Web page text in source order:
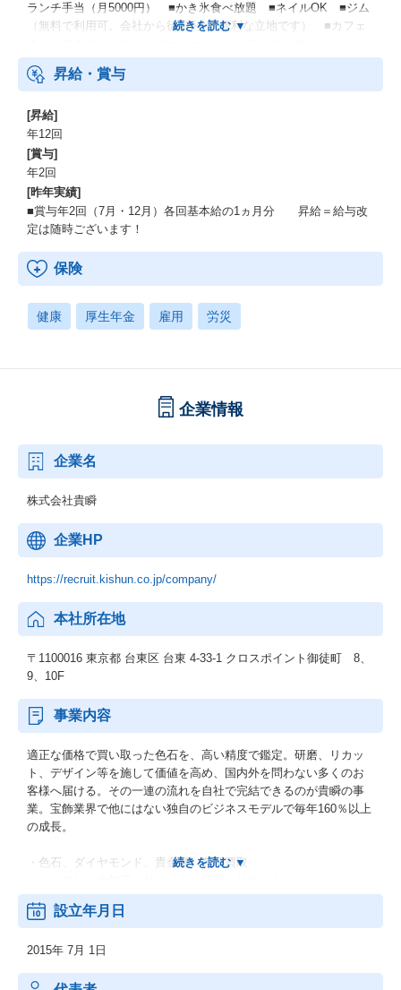
ランチ手当（月5000円） ■かき氷食べ放題 ■ネイルOK ■ジム
（無料で利用可。会社から徒歩5分と便利な立地です） ■カフェ
ティーメーカー ■特別手当（扶養する家族・配偶者のうち、年長
者の誕生月に休日1日と2万円付与）
昇給・賞与
[昇給]
年12回
[賞与]
年2回
[昨年実績]
■賞与年2回（7月・12月）各回基本給の1ヵ月分 昇給＝給与改
定は随時ございます！
保険
健康 厚生年金 雇用 労災
企業情報
企業名
株式会社貴瞬
企業HP
https://recruit.kishun.co.jp/company/
本社所在地
〒1100016 東京都 台東区 台東 4-33-1 クロスポイント御徒町 8、
9、10F
事業内容
適正な価格で買い取った色石を、高い精度で鑑定。研磨、リカッ
ト、デザイン等を施して価値を高め、国内外を問わない多くのお
客様へ届ける。その一連の流れを自社で完結できるのが貴瞬の事
業。宝飾業界で他にはない独自のビジネスモデルで毎年160％以上
の成長。
・色石、ダイヤモンド、貴金属、各種買取
・上記商品の販売、輸出入
設立年月日
2015年 7月 1日